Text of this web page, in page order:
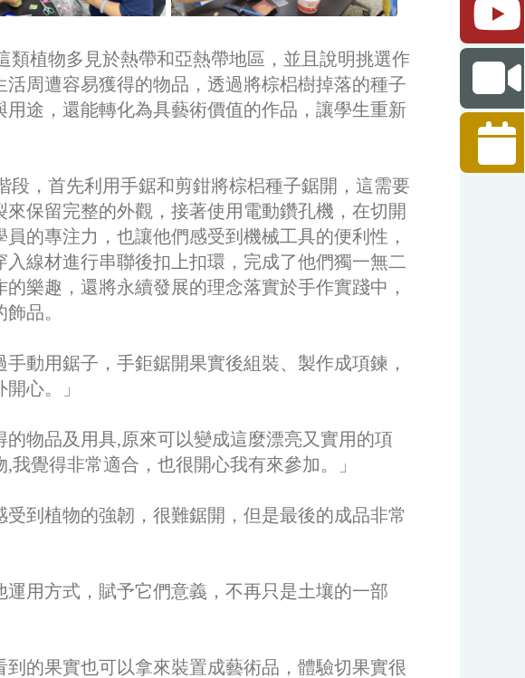
植物多見於熱帶和亞熱帶地區，並且說明挑選作
周遭容易獲得的物品，透過將棕梠樹掉落的種子
途，還能轉化為具藝術價值的作品，讓學生重新
，首先利用手鋸和剪鉗將棕梠種子鋸開，這需要
保留完整的外觀，接著使用電動鑽孔機，在切開
的專注力，也讓他們感受到機械工具的便利性，
線材進行串聯後扣上扣環，完成了他們獨一無二
樂趣，還將永續發展的理念落實於手作實踐中，
品。
動用鋸子，手鉅鋸開果實後組裝、製作成項鍊，
心。」
物品及用具,原來可以變成這麼漂亮又實用的項
覺得非常適合，也很開心我有來參加。」
到植物的強韌，很難鋸開，但是最後的成品非常
用方式，賦予它們意義，不再只是土壤的一部
的果實也可以拿來裝置成藝術品，體驗切果實很